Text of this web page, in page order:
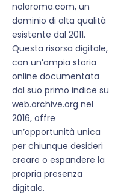
noloroma.com, un
dominio di alta qualità
esistente dal 2011.
Questa risorsa digitale,
con un’ampia storia
online documentata
dal suo primo indice su
web.archive.org nel
2016, offre
un’opportunità unica
per chiunque desideri
creare o espandere la
propria presenza
digitale.